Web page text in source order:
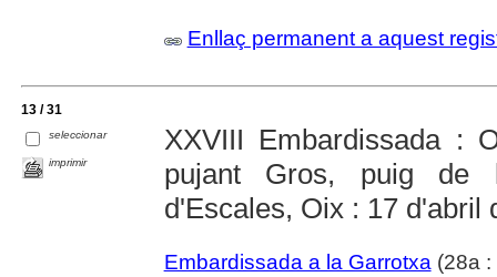
Enllaç permanent a aquest
13 / 31
seleccionar
imprimir
XXVIII Embardissada :
pujant Gros, puig de
d'Escales, Oix : 17 d'abril
Embardissada a la Garrotxa(28a :